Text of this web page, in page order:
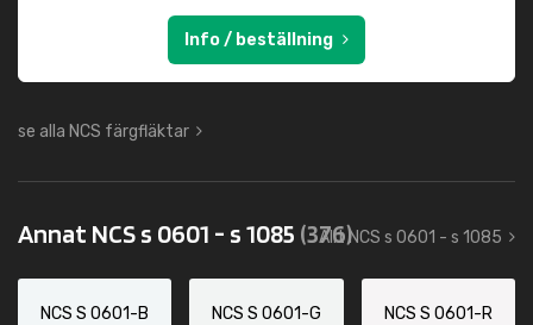
Info / beställning
se alla NCS färgfläktar
Annat NCS s 0601 - s 1085 (376)
Allt NCS s 0601 - s 1085
NCS S 0601-B NCS S 0601-G NCS S 0601-R